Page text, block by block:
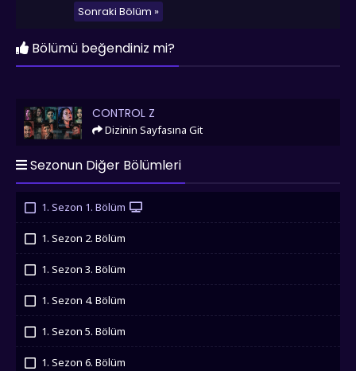
Sonraki Bölüm »
Bölümü beğendiniz mi?
Control Z CONTROL Z
Dizinin Sayfasına Git
Sezonun Diğer Bölümleri
1. Sezon 1. Bölüm
1. Sezon 2. Bölüm
1. Sezon 3. Bölüm
1. Sezon 4. Bölüm
1. Sezon 5. Bölüm
1. Sezon 6. Bölüm